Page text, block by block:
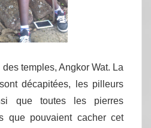
temples, Angkor Wat. La
décapitées, les pilleurs
que toutes les pierres
que pouvaient cacher cet